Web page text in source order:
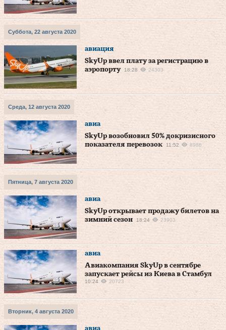
Суббота, 22 августа 2020
авиация
SkyUp ввел плату за регистрацию в
аэропорту
18:28 24303
Среда, 12 августа 2020
авиа
SkyUp возобновил 50% докризисного
показателя перевозок
11:52 8986
Пятница, 7 августа 2020
авиа
SkyUp открывает продажу билетов на
зимний сезон
18:24 23903
авиа
Авиакомпания SkyUp в сентябре
запускает рейсы из Киева в Стамбул
10:24 20723
Вторник, 4 августа 2020
авиа